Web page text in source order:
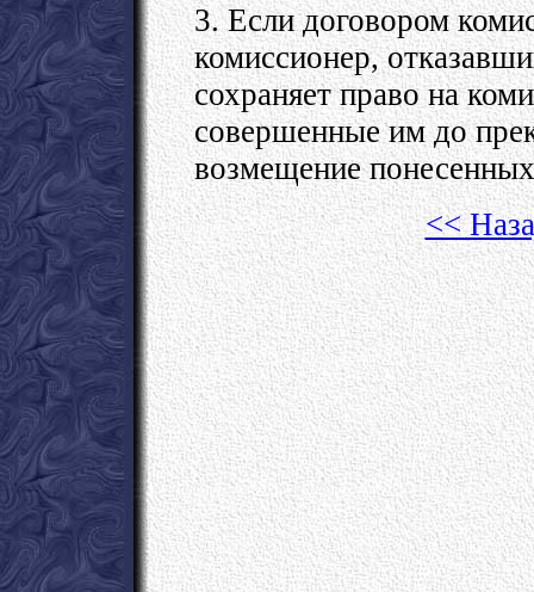
3. Если договором
комиссионер,
сохраняет право на
совершенные им до
возмещение
<<